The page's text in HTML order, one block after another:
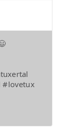
#lovetux